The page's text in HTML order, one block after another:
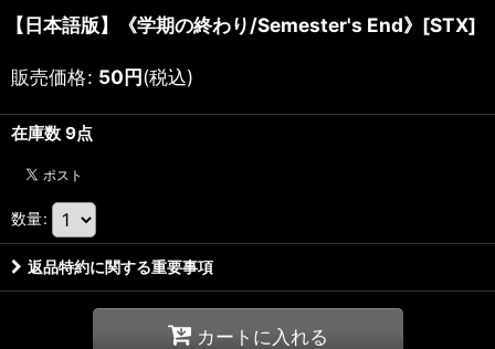
【日本語版】《学期の終わり/Semester's End》[STX]
販売価格: 50円(税込)
在庫数 9点
数量:
返品特約に関する重要事項
カートに入れる